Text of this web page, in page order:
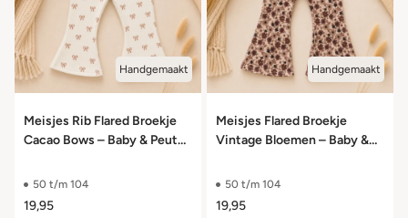
Handgemaakt
Meisjes Rib Flared Broekje
Cacao Bows – Baby & Peuter
50 t/m 104
19,95
Handgemaakt
Meisjes Flared Broekje
Vintage Bloemen – Baby &
98/104
50 t/m 104
19,95